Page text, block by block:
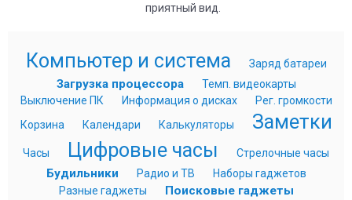
приятный вид.
Компьютер и система Заряд батареи
Загрузка процессора
Темп. видеокарты
Выключение ПК
Информация о дисках
Рег. громкости
Корзина
Календари Калькуляторы Заметки
Часы Цифровые часы Стрелочные часы
Будильники Радио и ТВ
Наборы гаджетов
Разные гаджеты
Поисковые гаджеты